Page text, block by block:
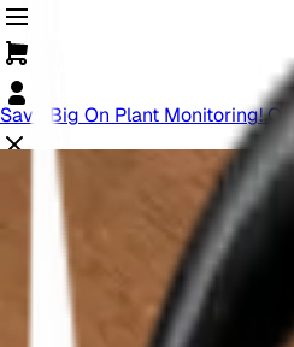
Save Big On Plant Monitoring!